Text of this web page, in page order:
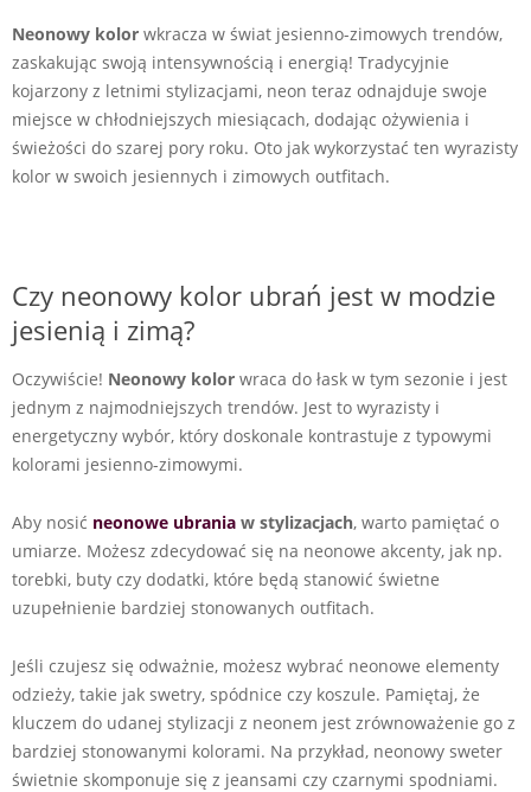
Neonowy kolor wkracza w świat jesienno-zimowych trendów,
zaskakując swoją intensywnością i energią! Tradycyjnie
kojarzony z letnimi stylizacjami, neon teraz odnajduje swoje
miejsce w chłodniejszych miesiącach, dodając ożywienia i
świeżości do szarej pory roku. Oto jak wykorzystać ten wyrazisty
kolor w swoich jesiennych i zimowych outfitach.
Czy neonowy kolor ubrań jest w modzie
jesienią i zimą?
Oczywiście! Neonowy kolor wraca do łask w tym sezonie i jest
jednym z najmodniejszych trendów. Jest to wyrazisty i
energetyczny wybór, który doskonale kontrastuje z typowymi
kolorami jesienno-zimowymi.
Aby nosić neonowe ubrania w stylizacjach, warto pamiętać o
umiarze. Możesz zdecydować się na neonowe akcenty, jak np.
torebki, buty czy dodatki, które będą stanowić świetne
uzupełnienie bardziej stonowanych outfitach.
Jeśli czujesz się odważnie, możesz wybrać neonowe elementy
odzieży, takie jak swetry, spódnice czy koszule. Pamiętaj, że
kluczem do udanej stylizacji z neonem jest zrównoważenie go z
bardziej stonowanymi kolorami. Na przykład, neonowy sweter
świetnie skomponuje się z jeansami czy czarnymi spodniami.